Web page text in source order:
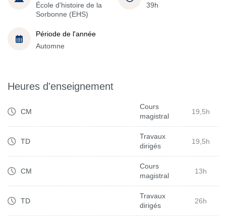
École d'histoire de la
Sorbonne (EHS)
39h
Période de l'année
Automne
Heures d'enseignement
CM
Cours
magistral
19,5h
TD
Travaux
dirigés
19,5h
CM
Cours
magistral
13h
TD
Travaux
dirigés
26h